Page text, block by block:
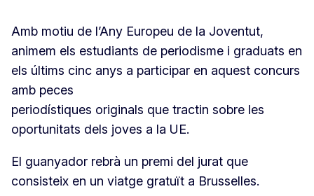
Amb motiu de l’Any Europeu de la Joventut,
animem els estudiants de periodisme i graduats en
els últims cinc anys a participar en aquest concurs
amb peces
periodístiques originals que tractin sobre les
oportunitats dels joves a la UE.
El guanyador rebrà un premi del jurat que
consisteix en un viatge gratuït a Brusselles.